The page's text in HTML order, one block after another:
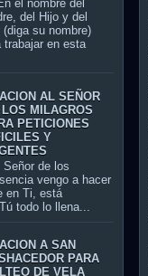
el nombre del
del Hijo y del
su nombre)
trabajar en esta
AL SEÑOR
LOS MILAGROS
PETICIONES
Y
de los
vengo a hacer
en Ti, está
todo lo llena...
A SAN
PARA
DE VELA